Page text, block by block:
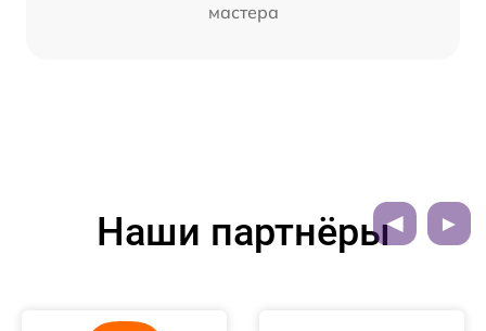
мастера
Наши партнёры